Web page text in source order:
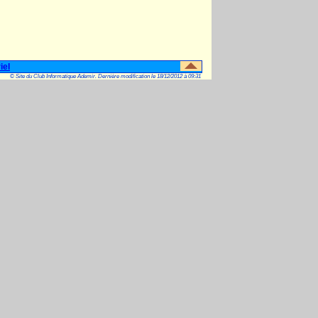
© Site du Club Informatique Ademir. Dernière modification le 18/12/2012 à 09:31